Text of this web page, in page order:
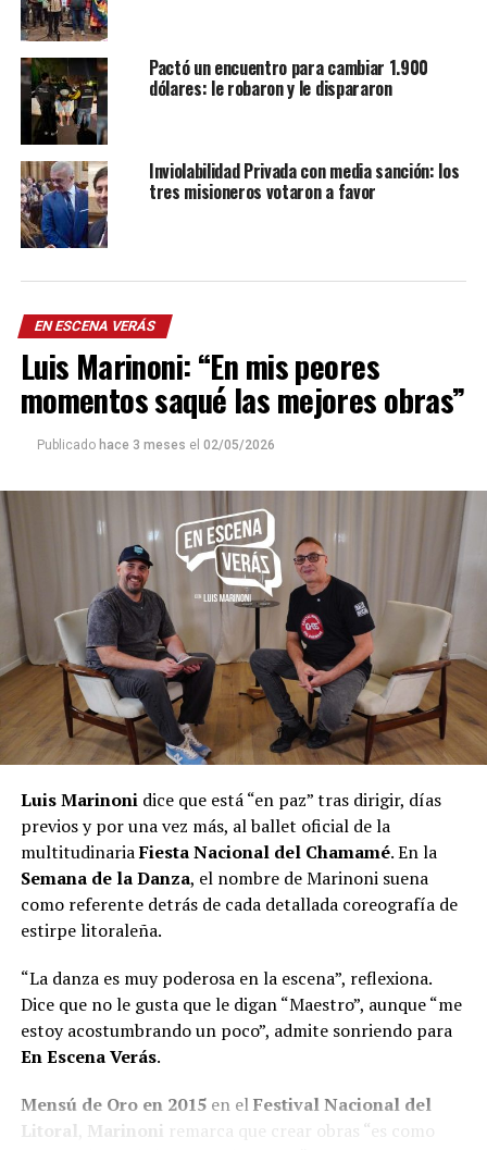
Pactó un encuentro para cambiar 1.900
dólares: le robaron y le dispararon
Inviolabilidad Privada con media sanción: los
tres misioneros votaron a favor
EN ESCENA VERÁS
Luis Marinoni: “En mis peores
momentos saqué las mejores obras”
Publicado hace 3 meses el 02/05/2026
Luis Marinonidice que está “en paz” tras dirigir, días
previos y por una vez más, al ballet oficial de la
multitudinariaFiesta Nacional del Chamamé. En la
Semana de la Danza, el nombre de Marinoni suena
como referente detrás de cada detallada coreografía de
estirpe litoraleña.
“La danza es muy poderosa en la escena”, reflexiona.
Dice que no le gusta que le digan “Maestro”, aunque “me
estoy acostumbrando un poco”, admite sonriendo para
En Escena Verás.
Mensú de Oro en 2015en elFestival Nacional del
Litoral Marinoni remarca que crear obras “es como